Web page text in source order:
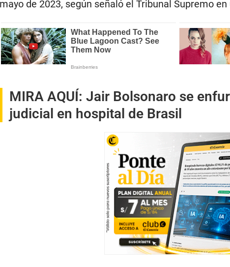
mayo de 2023, según señaló el Tribunal Supremo en
MIRA AQUÍ: Jair Bolsonaro se
judicial en hospital de Brasil